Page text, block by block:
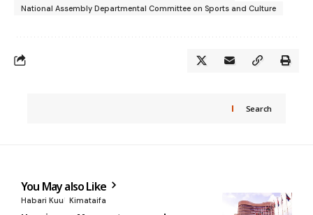
National Assembly Departmental Committee on Sports and Culture
Search
You May also Like
Habari Kuu Kimataifa